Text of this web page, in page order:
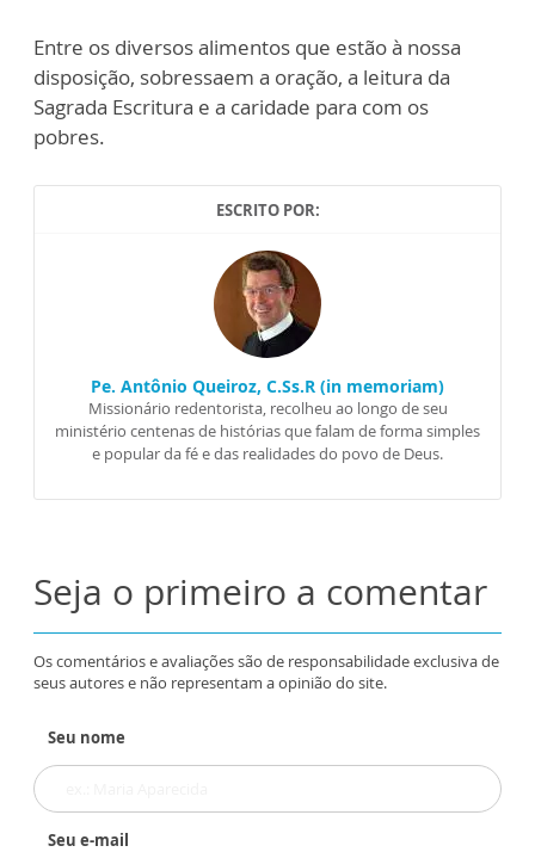
Entre os diversos alimentos que estão à nossa
disposição, sobressaem a oração, a leitura da
Sagrada Escritura e a caridade para com os
pobres.
ESCRITO POR:
Pe. Antônio Queiroz, C.Ss.R (in memoriam)
Missionário redentorista, recolheu ao longo de seu
ministério centenas de histórias que falam de forma simples
e popular da fé e das realidades do povo de Deus.
Seja o primeiro a comentar
Os comentários e avaliações são de responsabilidade exclusiva de
seus autores e não representam a opinião do site.
Seu nome
Seu e-mail